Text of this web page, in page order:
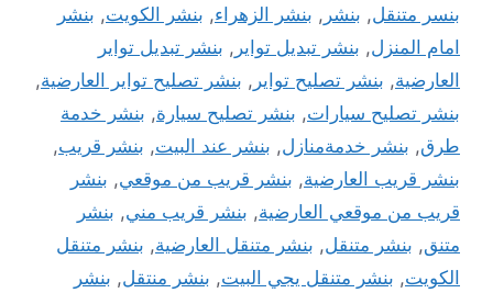
بنسر متنقل, بنشر , بنشر الزهراء, بنشر الكويت, بنشر
امام المنزل, بنشر تبديل تواير , بنشر تبديل تواير
العارضية, بنشر تصليح تواير , بنشر تصليح تواير العارضية,
بنشر تصليح سيارات, بنشر تصليح سيارة, بنشر خدمة
طرق, بنشر خدمةمنازل, بنشر عند البيت, بنشر قريب,
بنشر قريب العارضية, بنشر قريب من موقعي, بنشر
قريب من موقعي العارضية, بنشر قريب مني, بنشر
متنق, بنشر متنقل, بنشر متنقل العارضية, بنشر متنقل
الكويت, بنشر متنقل يجي البيت, بنشر منتقل, بنشر